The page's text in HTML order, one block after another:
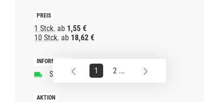
1 Stck. ab 1,55 €
10 Stck. ab 18,62 €
Schnelle Lieferzeit
1 2 ...